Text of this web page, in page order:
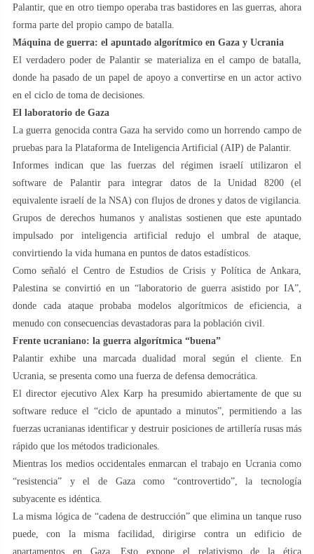
Palantir, que en otro tiempo operaba tras bastidores en las guerras, ahora
forma parte del propio campo de batalla.
Máquina de guerra: el apuntado algorítmico en Gaza y Ucrania
El verdadero poder de Palantir se materializa en el campo de batalla,
donde ha pasado de un papel de apoyo a convertirse en un actor activo
en el ciclo de toma de decisiones.
El laboratorio de Gaza
La guerra genocida contra Gaza ha servido como un horrendo campo de
pruebas para la Plataforma de Inteligencia Artificial (AIP) de Palantir.
Informes indican que las fuerzas del régimen israelí utilizaron el
software de Palantir para integrar datos de la Unidad 8200 (el
equivalente israelí de la NSA) con flujos de drones y datos de vigilancia.
Grupos de derechos humanos y analistas sostienen que este apuntado
impulsado por inteligencia artificial redujo el umbral de ataque,
convirtiendo la vida humana en puntos de datos estadísticos.
Como señaló el Centro de Estudios de Crisis y Política de Ankara,
Palestina se convirtió en un “laboratorio de guerra asistido por IA”,
donde cada ataque probaba modelos algorítmicos de eficiencia, a
menudo con consecuencias devastadoras para la población civil.
Frente ucraniano: la guerra algorítmica “buena”
Palantir exhibe una marcada dualidad moral según el cliente. En
Ucrania, se presenta como una fuerza de defensa democrática.
El director ejecutivo Alex Karp ha presumido abiertamente de que su
software reduce el “ciclo de apuntado a minutos”, permitiendo a las
fuerzas ucranianas identificar y destruir posiciones de artillería rusas más
rápido que los métodos tradicionales.
Mientras los medios occidentales enmarcan el trabajo en Ucrania como
“resistencia” y el de Gaza como “controvertido”, la tecnología
subyacente es idéntica.
La misma lógica de “cadena de destrucción” que elimina un tanque ruso
puede, con la misma facilidad, dirigirse contra un edificio de
apartamentos en Gaza. Esto expone el relativismo de la ética